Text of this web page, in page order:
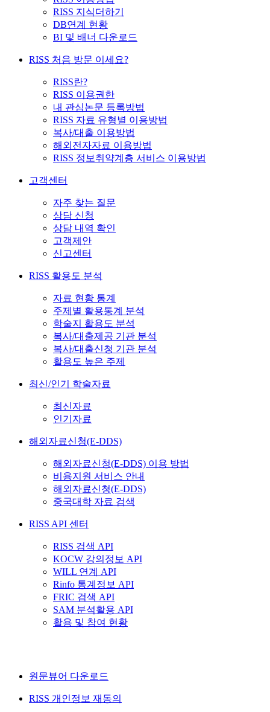
RISS 지식더하기
DB연계 현황
BI 및 배너 다운로드
RISS 처음 방문 이세요?
RISS란?
RISS 이용권한
내 관심논문 등록방법
RISS 자료 유형별 이용방법
복사/대출 이용방법
해외전자자료 이용방법
RISS 정보취약계층 서비스 이용방법
고객센터
자주 찾는 질문
상담 신청
상담 내역 확인
고객제안
신고센터
RISS 활용도 분석
자료 현황 통계
주제별 활용통계 분석
학술지 활용도 분석
복사/대출제공 기관 분석
복사/대출신청 기관 분석
활용도 높은 주제
최신/인기 학술자료
최신자료
인기자료
해외자료신청(E-DDS)
해외자료신청(E-DDS) 이용 방법
비용지원 서비스 안내
해외자료신청(E-DDS)
중국대학 자료 검색
RISS API 센터
RISS 검색 API
KOCW 강의정보 API
WILL 연계 API
Rinfo 통계정보 API
FRIC 검색 API
SAM 분석활용 API
활용 및 참여 현황
원문뷰어 다운로드
RISS 개인정보 재동의